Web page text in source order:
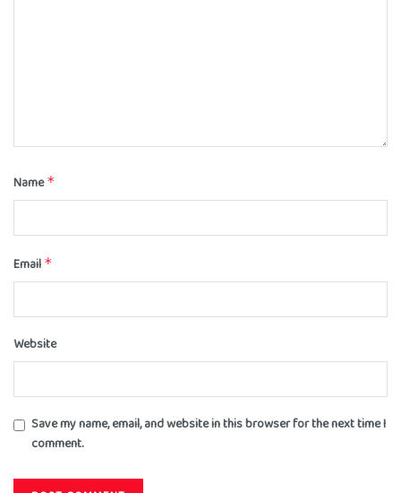
Name*
Email *
Website
Save my name, email, and website in this browser for the next time I
comment.